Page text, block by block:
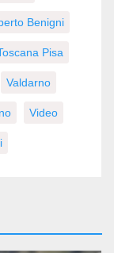
Benigni
Pisa
Valdarno
Video